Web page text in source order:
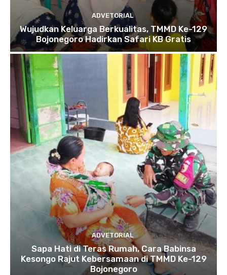
ADVETORIAL
Wujudkan Keluarga Berkualitas, TMMD Ke-129
Bojonegoro Hadirkan Safari KB Gratis
ADVETORIAL
Sapa Hati di Teras Rumah, Cara Babinsa
Kesongo Rajut Kebersamaan di TMMD Ke-129
Bojonegoro